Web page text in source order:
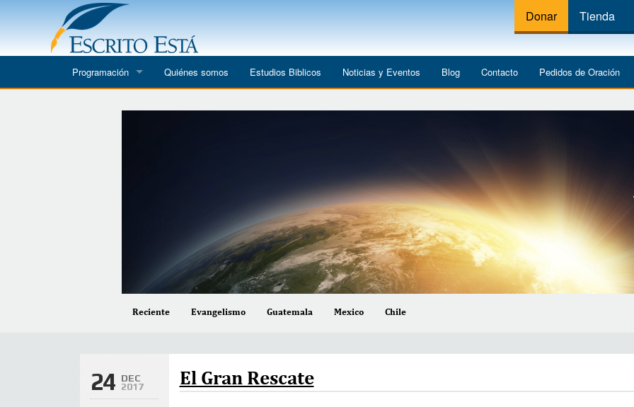
Donar Tienda
Programación Quiénes somos Estudios Biblicos Noticias y Eventos Blog Contacto Pedidos de Oración
Reciente Evangelismo Guatemala Mexico Chile
24 DEC
2017 El Gran Rescate